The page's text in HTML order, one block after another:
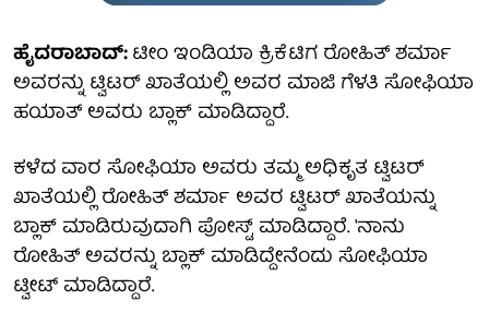
ಹೈದರಾಬಾದ್:ಟೀಂ ಇಂಡಿಯಾ ಕ್ರಿಕೆಟಿಗ ರೋಹಿತ್ ಶರ್ಮಾ
ಅವರನ್ನು ಟ್ವಿಟರ್ ಖಾತೆಯಲ್ಲಿ ಅವರ ಮಾಜಿ ಗೆಳತಿ ಸೋಫಿಯಾ
ಹಯಾತ್ ಅವರು ಬ್ಲಾಕ್ ಮಾಡಿದ್ದಾರೆ.
ಕಳೆದ ವಾರ ಸೋಫಿಯಾ ಅವರು ತಮ್ಮ ಅಧಿಕೃತ ಟ್ವಿಟರ್
ಖಾತೆಯಲ್ಲಿ ರೋಹಿತ್ ಶರ್ಮಾ ಅವರ ಟ್ವಿಟರ್ ಖಾತೆಯನ್ನು
ಬ್ಲಾಕ್ ಮಾಡಿರುವುದಾಗಿ ಪೋಸ್ಟ್ ಮಾಡಿದ್ದಾರೆ. 'ನಾನು
ರೋಹಿತ್ ಅವರನ್ನು ಬ್ಲಾಕ್ ಮಾಡಿದ್ದೇನೆಂದು ಸೋಫಿಯಾ
ಟ್ವೀಟ್ ಮಾಡಿದ್ದಾರೆ.